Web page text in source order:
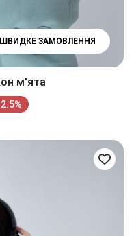
ШВИДКЕ ЗАМОВЛЕННЯ
м'ята